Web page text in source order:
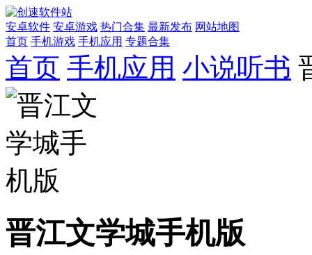
安卓软件 安卓游戏 热门合集 最新发布 网站地图
首页 手机游戏 手机应用 专题合集
首页 手机应用 小说听书
晋江文学城手机版